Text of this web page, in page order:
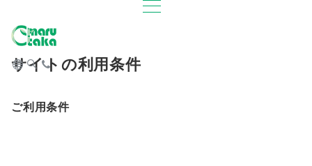
サイトの利用条件
ご利用条件